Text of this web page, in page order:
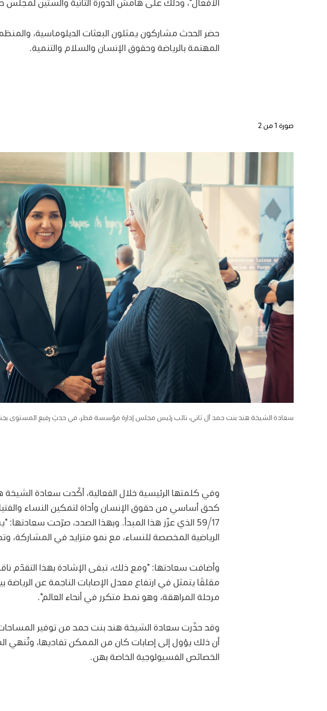
حضر الحدث مشاركون يمثلون البعثات الدبلوماسية،
المهتمة بالرياضة وحقوق الإنسان والسلام والتنمية.
صورة 1 من 2
سعادة الشيخة هند بنت حمد آل ثاني، نائب رئيس مجلس إدارة مؤسسة قطر، في حدثٍ رفيع المستوى
وفي كلمتها الرئيسية خلال الفعالية، أكّدت سعادة
كحق أساسي من حقوق الإنسان وأداة لتمكين النساء
59/17 الذي عزّز هذا المبدأ. وبهذا الصدد، صرّحت
الرياضية المخصصة للنساء، مع نمو متزايد في المشاركة،
وأضافت سعادتها: "ومع ذلك، تبقى الإشادة بهذا التقدّم
مقلقًا يتمثل في ارتفاع معدل الإصابات الناجمة عن الرياضة
مرحلة المراهقة، وهو نمط متكرر في أنحاء العالم".
وقد حذّرت سعادة الشيخة هند بنت حمد من توفير المساحات
أن ذلك يؤول إلى إصابات كان من الممكن تفاديها، وتُنهي
الخصائص الفسيولوجية الخاصة بهن.